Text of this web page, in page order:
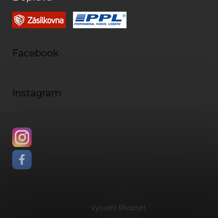
Facebook
Instagram
Vytvořil Shoptet